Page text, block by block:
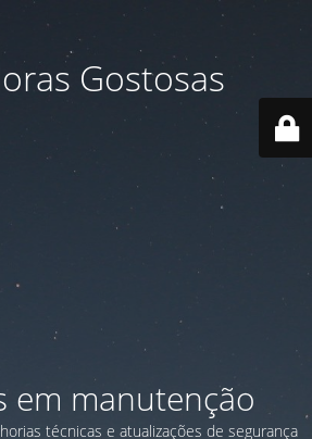
Gostosas
em manutenção
técnicas e atualizações de segurança